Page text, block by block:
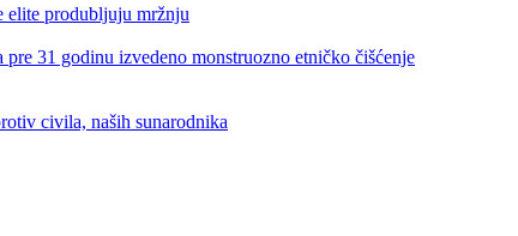
elite produbljuju mržnju
31 godinu izvedeno monstruozno etničko čišćenje
civila, naših sunarodnika